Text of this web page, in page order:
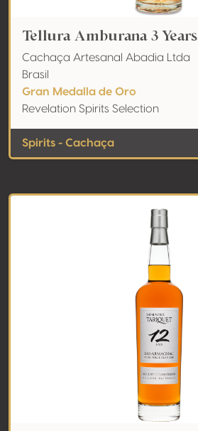
Tellura Amburana 3 Years
Cachaça Artesanal Abadia Ltda
Brasil
Gran Medalla de Oro
Revelation Spirits Selection
Spirits - Cachaça